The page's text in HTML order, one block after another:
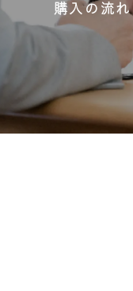
購入の流れ